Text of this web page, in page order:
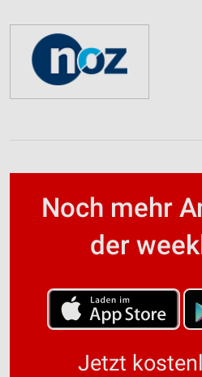
Noch mehr
der
Jetzt